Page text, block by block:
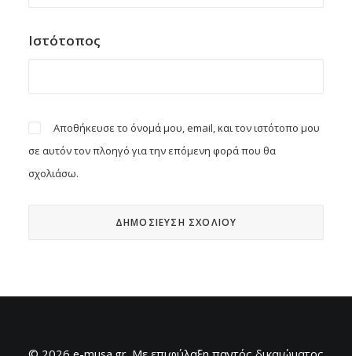
Ιστότοπος
Αποθήκευσε το όνομά μου, email, και τον ιστότοπο μου
σε αυτόν τον πλοηγό για την επόμενη φορά που θα
σχολιάσω.